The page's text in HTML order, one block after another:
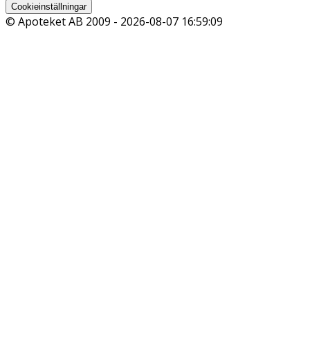
Cookieinställningar
© Apoteket AB 2009 - 2026-08-07 16:59:09